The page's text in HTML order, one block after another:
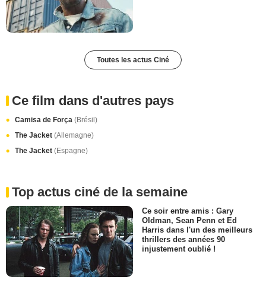
Toutes les actus Ciné
Ce film dans d'autres pays
Camisa de Força (Brésil)
The Jacket (Allemagne)
The Jacket (Espagne)
Top actus ciné de la semaine
Ce soir entre amis : Gary
Oldman, Sean Penn et Ed
Harris dans l'un des meilleurs
thrillers des années 90
injustement oublié !